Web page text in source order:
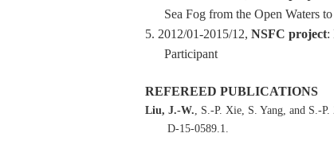
Sea Fog from the Open Waters
5. 2012/01-2015/12, NSFC project:
Participant
REFEREED PUBLICATIONS
Liu, J.-W., S.-P. Xie, S. Yang, and S.-
D-15-0589.1.